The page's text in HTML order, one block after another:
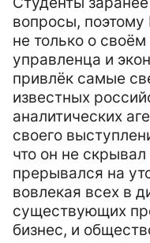
вопросы,
не только о
управленца и
привлёк самые
известных
аналитических
своего
что он не
прерывался на
вовлекая всех в
существующих
бизнес, и